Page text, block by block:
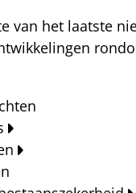
van het laatste